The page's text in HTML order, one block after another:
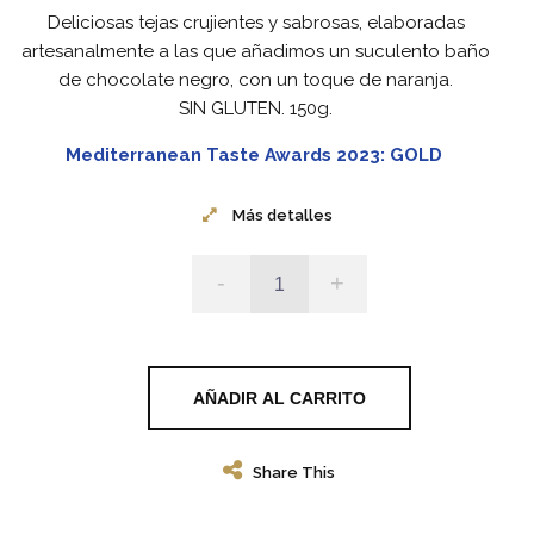
Deliciosas tejas crujientes y sabrosas, elaboradas
artesanalmente a las que añadimos un suculento baño
de chocolate negro, con un toque de naranja.
SIN GLUTEN. 150g.
Mediterranean Taste Awards 2023: GOLD
Más detalles
- +
AÑADIR AL CARRITO
Share This